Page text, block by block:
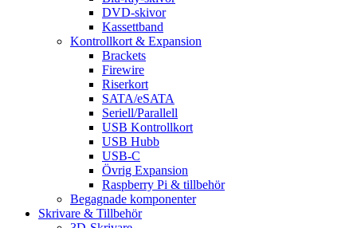
DVD-skivor
Kassettband
Kontrollkort & Expansion
Brackets
Firewire
Riserkort
SATA/eSATA
Seriell/Parallell
USB Kontrollkort
USB Hubb
USB-C
Övrig Expansion
Raspberry Pi & tillbehör
Begagnade komponenter
Skrivare & Tillbehör